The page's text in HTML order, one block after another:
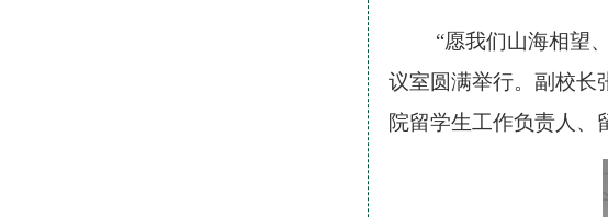
“愿我们山海相望
议室圆满举行。副校长
院留学生工作负责人、